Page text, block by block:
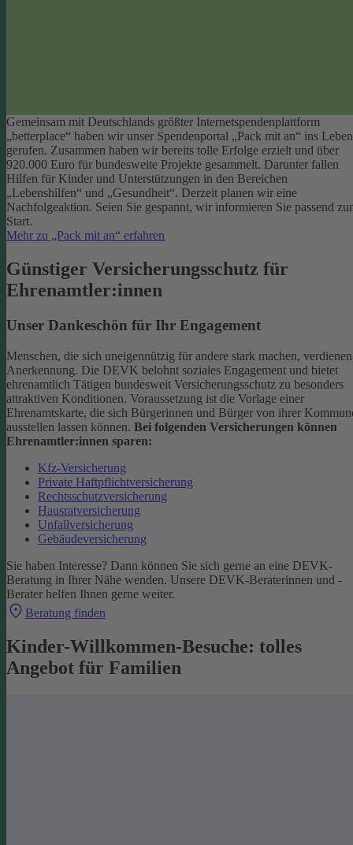
Gemeinsam mit Deutschlands größter Internetspendenplattform
„betterplace“ haben wir unser Spendenportal „Pack mit an“ ins Leben
gerufen. Zusammen haben wir bereits tolle Erfolge erzielt und über
920.000 Euro für bundesweite Projekte gesammelt. Darunter fallen
Hilfen für Kinder und Unterstützungen in den Bereichen
„Lebenshilfen“ und „Gesundheit“. Derzeit planen wir eine
Nachfolgeaktion. Seien Sie gespannt, wir informieren Sie passend
Start.
Mehr zu „Pack mit an“ erfahren
Günstiger Versicherungsschutz für
Ehrenamtler:innen
Unser Dankeschön für Ihr Engagement
Menschen, die sich uneigennützig für andere stark machen, verdienen
Anerkennung. Die DEVK belohnt soziales Engagement und bietet
ehrenamtlich Tätigen bundesweit Versicherungsschutz zu besonders
attraktiven Konditionen. Voraussetzung ist die Vorlage einer
Ehrenamtskarte, die sich Bürgerinnen und Bürger von ihrer
ausstellen lassen können. Bei folgenden Versicherungen können
Ehrenamtler:innen sparen:
Kfz-Versicherung
Private Haftpflichtversicherung
Rechtsschutzversicherung
Hausratversicherung
Unfallversicherung
Gebäudeversicherung
Sie haben Interesse? Dann können Sie sich gerne an eine DEVK-
Beratung in Ihrer Nähe wenden. Unsere DEVK-Beraterinnen und -
Berater helfen Ihnen gerne weiter.
Beratung finden
Kinder-Willkommen-Besuche: tolles
Angebot für Familien